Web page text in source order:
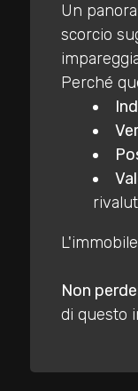
Un
scorcio
Perché
Non
di questo
minimi